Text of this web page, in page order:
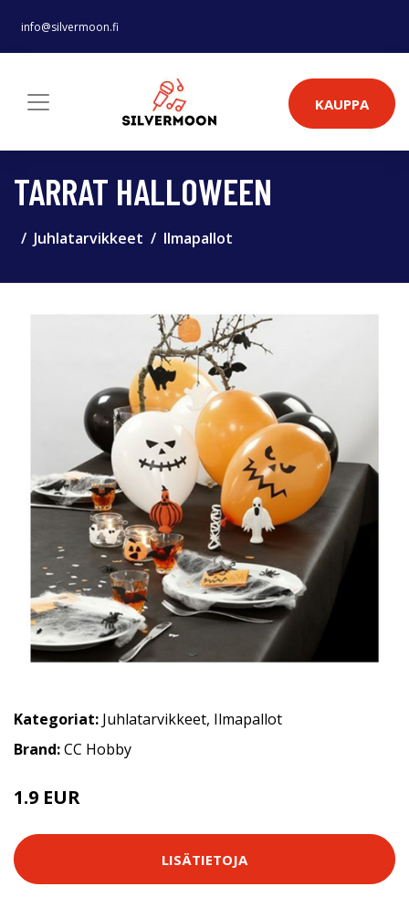
info@silvermoon.fi
KAUPPA
TARRAT HALLOWEEN
Juhlatarvikkeet Ilmapallot
Kategoriat: Juhlatarvikkeet, Ilmapallot
Brand:CC Hobby
1.9 EUR
LISÄTIETOJA